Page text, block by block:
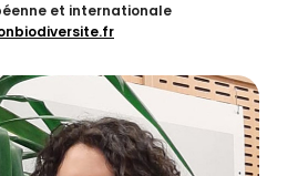
et internationale